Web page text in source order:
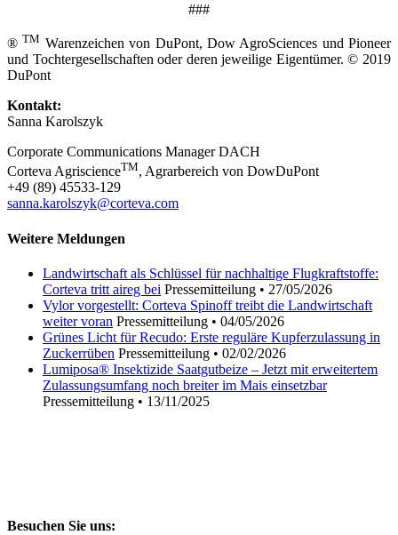
###
® TM Warenzeichen von DuPont, Dow AgroSciences und Pioneer
und Tochtergesellschaften oder deren jeweilige Eigentümer. © 2019
DuPont
Kontakt:
Sanna Karolszyk
Corporate Communications Manager DACH
Corteva AgriscienceTM, Agrarbereich von DowDuPont
+49 (89) 45533-129
sanna.karolszyk@corteva.com
Weitere Meldungen
Landwirtschaft als Schlüssel für nachhaltige Flugkraftstoffe:
Corteva tritt aireg bei Pressemitteilung • 27/05/2026
Vylor vorgestellt: Corteva Spinoff treibt die Landwirtschaft
weiter voran Pressemitteilung • 04/05/2026
Grünes Licht für Recudo: Erste reguläre Kupferzulassung in
Zuckerrüben Pressemitteilung • 02/02/2026
Lumiposa® Insektizide Saatgutbeize – Jetzt mit erweitertem
Zulassungsumfang noch breiter im Mais einsetzbar
Pressemitteilung • 13/11/2025
Besuchen Sie uns: